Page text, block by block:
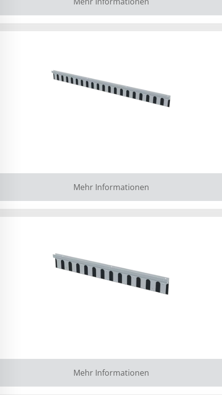
Mehr Informationen
Mehr Informationen